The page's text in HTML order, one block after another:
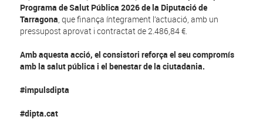
Programa de Salut Pública 2026 de la Diputació de
Tarragona, que finança íntegrament l’actuació, amb un
pressupost aprovat i contractat de 2.486,84 €.
Amb aquesta acció, el consistori reforça el seu compromís
amb la salut pública i el benestar de la ciutadania.
#impulsdipta
#dipta.cat